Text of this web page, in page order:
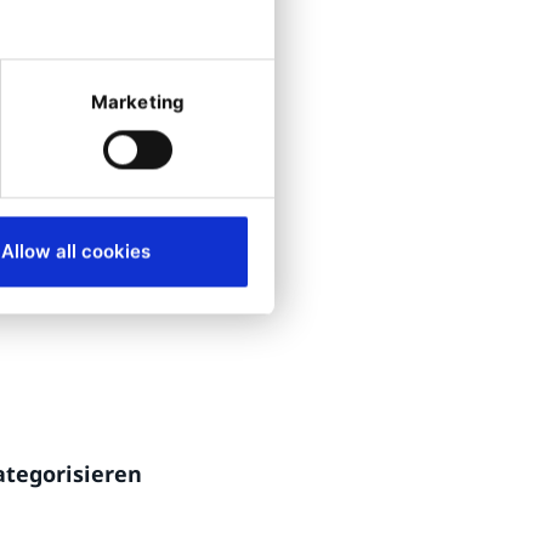
Marketing
Allow all cookies
verteilen -
Schauen